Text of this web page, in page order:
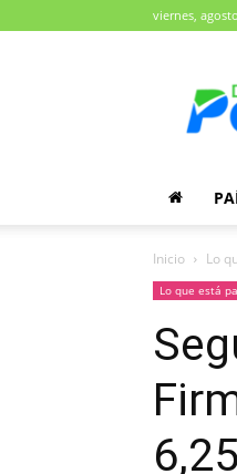
viernes,
Inicio Lo
Lo que está